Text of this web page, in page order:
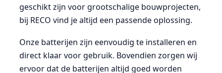
geschikt zijn voor grootschalige bouwprojecten,
bij RECO vind je altijd een passende oplossing.
Onze batterijen zijn eenvoudig te installeren en
direct klaar voor gebruik. Bovendien zorgen wij
ervoor dat de batterijen altijd goed worden